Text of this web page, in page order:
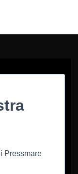
Pressmare